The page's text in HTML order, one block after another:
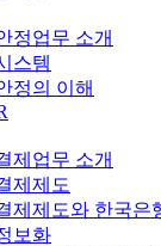
정업무 소개
스템
정의 이해
제업무 소개
제제도
제제도와 한국은
보화